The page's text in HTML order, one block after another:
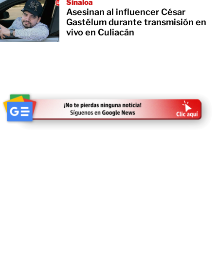
Sinaloa
Asesinan al influencer César
Gastélum durante transmisión en
vivo en Culiacán